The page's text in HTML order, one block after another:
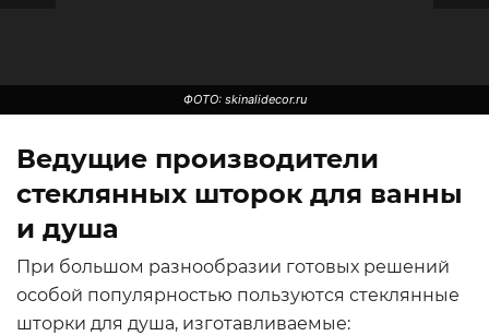
ФОТО: skinalidecor.ru
Ведущие производители
стеклянных шторок для ванны
и душа
При большом разнообразии готовых решений
особой популярностью пользуются стеклянные
шторки для душа, изготавливаемые: